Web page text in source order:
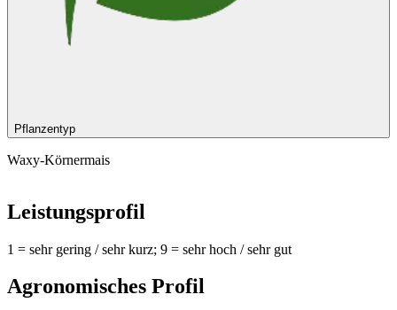
Pflanzentyp
Waxy-Körnermais
Leistungsprofil
1 = sehr gering / sehr kurz; 9 = sehr hoch / sehr gut
Agronomisches Profil